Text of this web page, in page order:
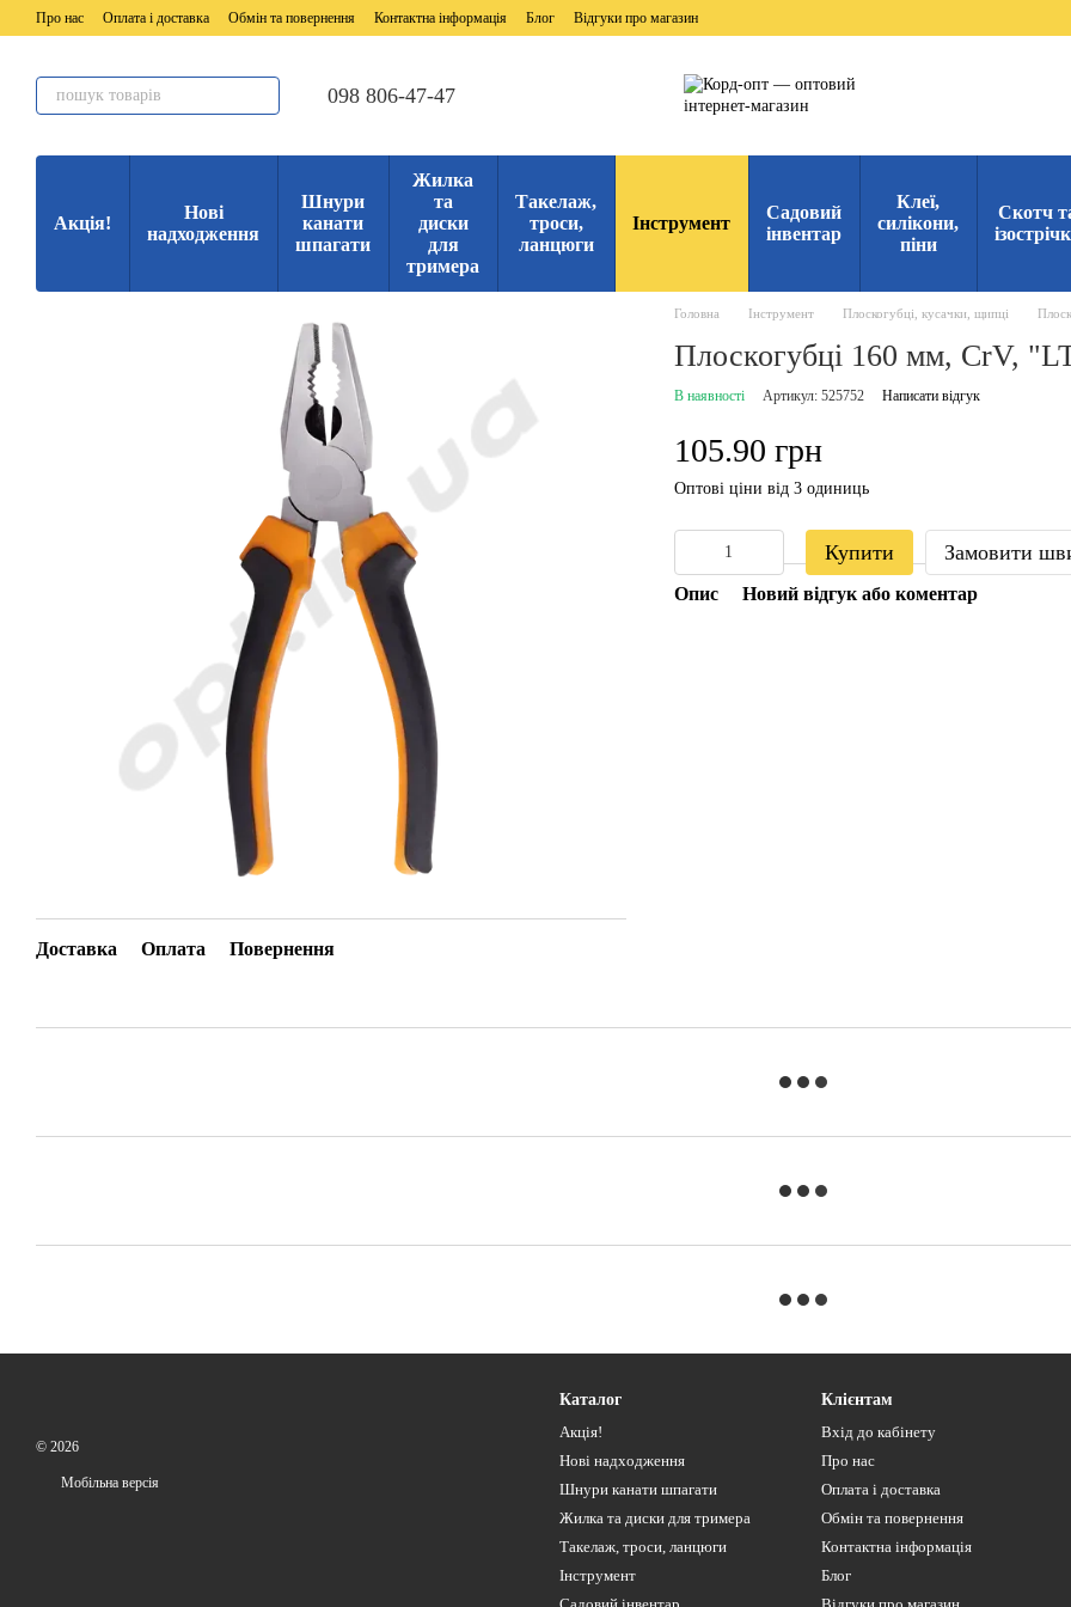
Перейти до основного контенту
Про нас Оплата і доставка Обмін та повернення Контактна інформація Блог Відгуки про магазин
098 806-47-47
Акція!
Нові
надходження
Шнури
канати
шпагати
Жилка
та
диски
для
тримера
Такелаж,
троси,
ланцюги
Інструмент
Садовий
інвентар
Клеї,
силікони,
піни
Скотч
Доставка Оплата Повернення
Головна Інструмент Плоскогубці, кусачки, щипці
Плоскогубці 160 мм, CrV,
В наявності Артикул: 525752 Написати відгук
105.90 грн
Оптові ціни від 3 одиниць
Купити Замовити
Опис Новий відгук або коментар
© 2026
Мобільна версія
Каталог
Акція!
Нові надходження
Шнури канати шпагати
Жилка та диски для тримера
Такелаж, троси, ланцюги
Інструмент
Клієнтам
Вхід до кабінету
Про нас
Оплата і доставка
Обмін та повернення
Контактна інформація
Блог